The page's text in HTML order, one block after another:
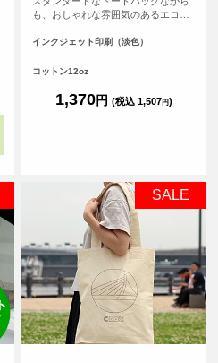
も、おしゃれな雰囲気のあるエコバ
余裕をもってかけることが可能で
で、普段のメインバッグとしても使
インクジェット印刷（淡色）
コットン12oz
1,370円 (税込 1,507円)
SALE